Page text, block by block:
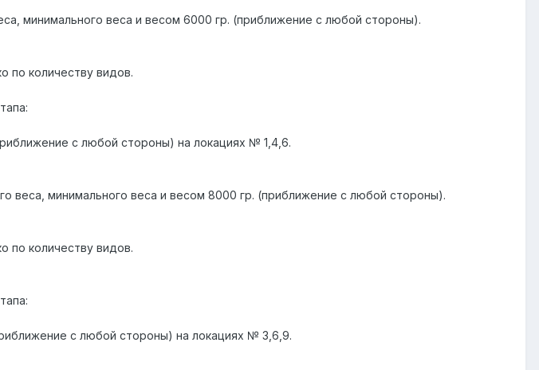
минимального веса и весом 6000 гр. (приближение с любой стороны).
по количеству видов.
с любой стороны) на локациях № 1,4,6.
веса, минимального веса и весом 8000 гр. (приближение с любой стороны).
по количеству видов.
с любой стороны) на локациях № 3,6,9.